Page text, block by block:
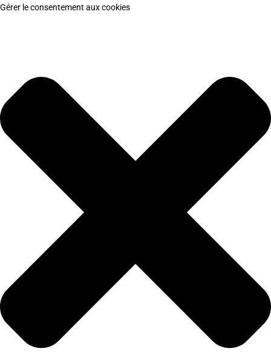
Gérer le consentement aux cookies